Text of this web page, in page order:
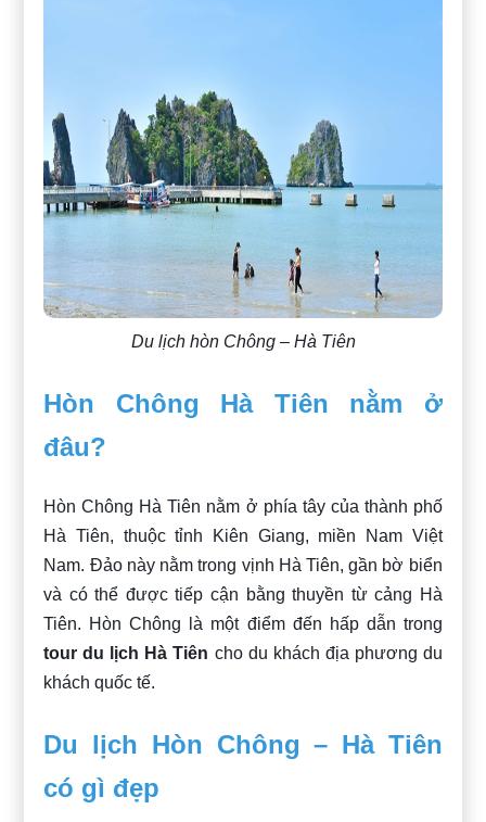
Du lịch hòn Chông – Hà Tiên
Hòn Chông Hà Tiên nằm ở
đâu?
Hòn Chông Hà Tiên nằm ở phía tây của thành phố
Hà Tiên, thuộc tỉnh Kiên Giang, miền Nam Việt
Nam. Đảo này nằm trong vịnh Hà Tiên, gần bờ biển
và có thể được tiếp cận bằng thuyền từ cảng Hà
Tiên. Hòn Chông là một điểm đến hấp dẫn trong
tour du lịch Hà Tiên cho du khách địa phương du
khách quốc tế.
Du lịch Hòn Chông – Hà Tiên
có gì đẹp